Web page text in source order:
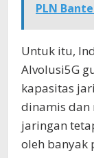
PLN
Untuk itu,
AIvolusi5G
kapasitas
dinamis dan
jaringan
oleh banyak